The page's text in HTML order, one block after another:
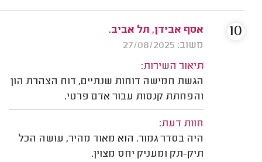
אסף אבידן, תל אביב.
משוב: 27/08/2025
תיאור השירות:
הגשת חמישה דוחות שנתיים, דוח הצהרת הון
והפחתת קנסות עבור אדם פרטי.
חוות דעת:
היה בסדר גמור. הוא מאוד מהיר, עושה הכל
תיק-תק ומעניק יחס מצוין.
10